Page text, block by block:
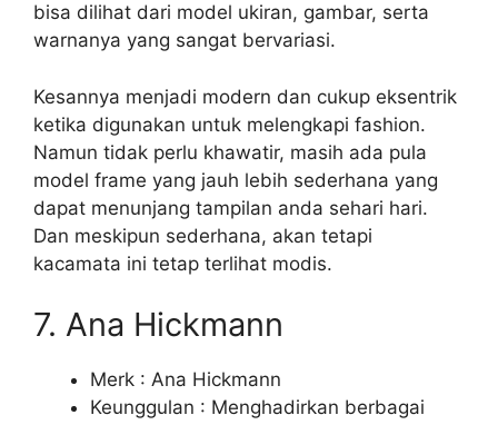
bisa dilihat dari model ukiran, gambar, serta
warnanya yang sangat bervariasi.
Kesannya menjadi modern dan cukup eksentrik
ketika digunakan untuk melengkapi fashion.
Namun tidak perlu khawatir, masih ada pula
model frame yang jauh lebih sederhana yang
dapat menunjang tampilan anda sehari hari.
Dan meskipun sederhana, akan tetapi
kacamata ini tetap terlihat modis.
7. Ana Hickmann
Merk : Ana Hickmann
Keunggulan : Menghadirkan berbagai